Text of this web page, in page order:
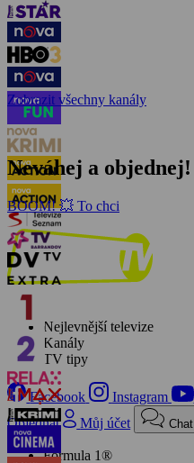
Zobrazit všechny kanály
Neváhej a objednej!
BOOM! 💥 To chci
Nejlevnější televize
Kanály
TV tipy
Facebook Instagram
Objednat
Můj účet Chat
Formula 1®